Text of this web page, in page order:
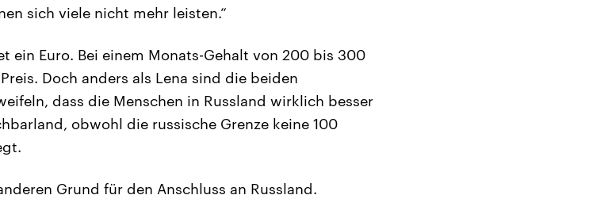
sich viele nicht mehr leisten.“
ein Euro. Bei einem Monats-Gehalt von 200 bis 300
Doch anders als Lena sind die beiden
dass die Menschen in Russland wirklich besser
obwohl die russische Grenze keine 100
Grund für den Anschluss an Russland.